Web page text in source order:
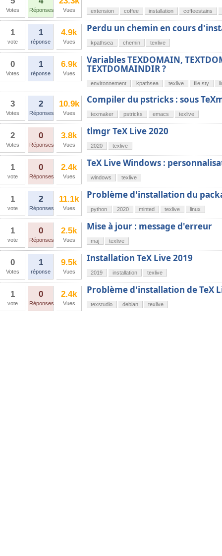
Votes Réponses Vues extension coffee installation coffeestains
1
vote
1
réponse
4.9k
Vues
Perdu un chemin en cours
kpathsea chemin texlive
0
Votes
1
réponse
6.9k
Vues
Variables TEXDOMAIN,
TEXTDOMAINDIR ?
environnement kpathsea texlive file.sty
3
Votes
2
Réponses
10.9k
Vues
Compiler du pstricks : sous
texmaker pstricks emacs texlive
2
Votes
0
Réponses
3.8k
Vues
tlmgr TeX Live 2020
2020 texlive
1
vote
0
Réponses
2.4k
Vues
TeX Live Windows :
windows texlive
1
vote
2
Réponses
11.1k
Vues
Problème d'installation du
python 2020 minted texlive linux
1
vote
0
Réponses
2.5k
Vues
Mise à jour : message d'erreur
maj texlive
0
Votes
1
réponse
9.5k
Vues
Installation TeX Live 2019
2019 installation texlive
1
vote
0
Réponses
2.4k
Vues
Problème d'installation de TeX
texstudio debian texlive